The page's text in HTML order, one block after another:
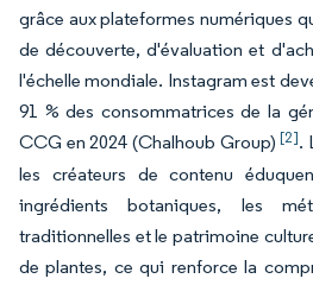
grâce aux plateformes numériques
de découverte, d'évaluation et
l'échelle mondiale. Instagram est
91 % des consommatrices de la
CCG en 2024 (Chalhoub Group)[2].
les créateurs de contenu
ingrédients botaniques, les
traditionnelles et le patrimoine
de plantes, ce qui renforce la